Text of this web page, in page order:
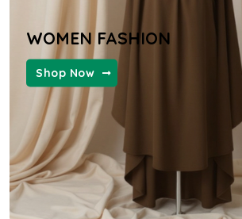
WOMEN FASHION
MENS FASHION
the ordinary hyaluronic
WOMEN FASHION
Shop Now